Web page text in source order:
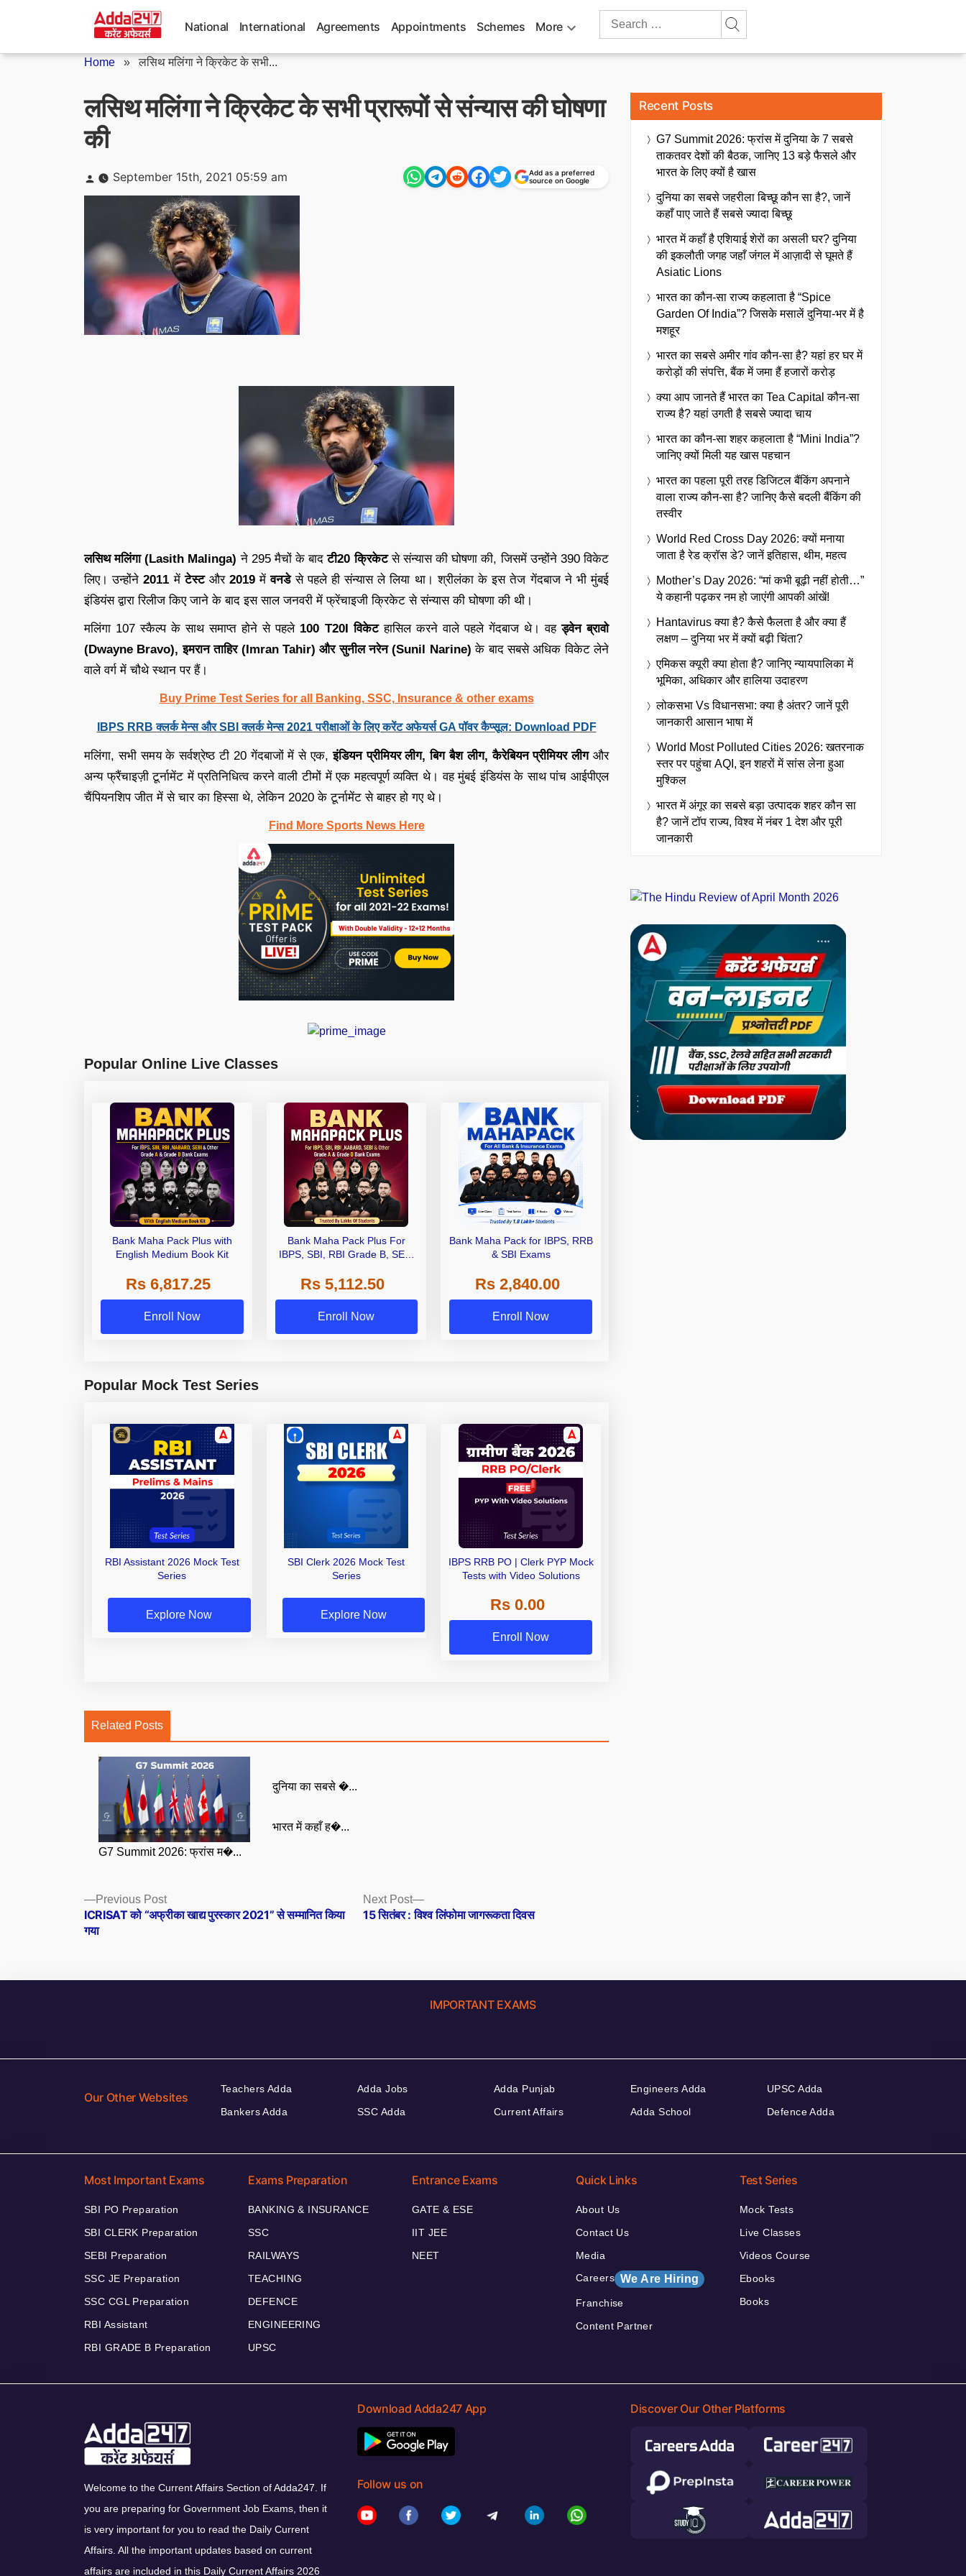
National International Agreements Appointments Schemes More
Search
Home »लसिथ मलिंगा ने क्रिकेट के सभी...
लसिथ मलिंगा ने क्रिकेट के सभी प्रारूपों से संन्यास की घोषणा
की
Posted
by
September 15th, 2021 05:59 am
Add as a preferred
source on Google
लसिथ मलिंगा (Lasith Malinga)ने 295 मैचों के बादटी20 क्रिकेटसे संन्यास की घोषणा की, जिसमें उन्होंने 390 विकेट
लिए। उन्होंने2011 मेंटेस्टऔर2019 मेंवनडेसे पहले ही संन्यास ले लिया था। श्रीलंका के इस तेज गेंदबाज ने भी मुंबई
इंडियंस द्वारा रिलीज किए जाने के बाद इस साल जनवरी में फ्रेंचाइजी क्रिकेट से संन्यास की घोषणा की थी।
मलिंगा 107 स्कैल्प के साथ समाप्त होने से पहले 100 T20I विकेटहासिल करने वाले पहले गेंदबाज थे। वहड्वेन ब्रावो
(Dwayne Bravo), इमरान ताहिर (Imran Tahir) और सुनील नरेन (Sunil Narine) के बाद सबसे अधिक विकेट लेने
वाले वर्ग में चौथे स्थान पर हैं।
Buy Prime Test Series for all Banking, SSC, Insurance & other exams
IBPS RRB क्लर्क मेन्स और SBI क्लर्क मेन्स 2021 परीक्षाओं के लिए करेंट अफेयर्स GA पॉवर कैप्सूल: Download PDF
मलिंगा, सभी समय के सर्वश्रेष्ठ टी 20 गेंदबाजों में से एक,इंडियन प्रीमियर लीग, बिग बैश लीग, कैरेबियन प्रीमियर लीगऔर
अन्य फ्रैंचाइज़ी टूर्नामेंट में प्रतिनिधित्व करने वाली टीमों में एक महत्वपूर्ण व्यक्ति थे। वह मुंबई इंडियंस के साथ पांच आईपीएल
चैंपियनशिप जीत में से चार का हिस्सा थे, लेकिन 2020 के टूर्नामेंट से बाहर हो गए थे।
Find More Sports News Here
Popular Online Live Classes
Bank Maha Pack Plus with
English Medium Book Kit
Rs 6,817.25
Enroll Now
Bank Maha Pack Plus For
IBPS, SBI, RBI Grade B, SEBI
Other Grade A & Grade B Bank
Exams
Rs 5,112.50
Enroll Now
Bank Maha Pack for IBPS, RRB
& SBI Exams
Rs 2,840.00
Enroll Now
Popular Mock Test Series
RBI Assistant 2026 Mock Test
Series
Explore Now
SBI Clerk 2026 Mock Test
Series
Explore Now
IBPS RRB PO | Clerk PYP Mock
Tests with Video Solutions
Rs 0.00
Enroll Now
Related Posts
G7 Summit 2026: फ्रांस म�...
दुनिया का सबसे �...
भारत में कहाँ ह�...
Posts
navigation
Previous PostPrevious
post:
ICRISAT को “अफ्रीका खाद्य पुरस्कार 2021” से सम्मानित किया
गया
Next Post
Next
post:
15 सितंबर : विश्व लिंफोमा जागरूकता दिवस
Recent Posts
G7 Summit 2026: फ्रांस में दुनिया के 7 सबसे
ताकतवर देशों की बैठक, जानिए 13 बड़े फैसले और
भारत के लिए क्यों है खास
दुनिया का सबसे जहरीला बिच्छू कौन सा है?, जानें
कहाँ पाए जाते हैं सबसे ज्यादा बिच्छू
भारत में कहाँ है एशियाई शेरों का असली घर? दुनिया
की इकलौती जगह जहाँ जंगल में आज़ादी से घूमते हैं
Asiatic Lions
भारत का कौन-सा राज्य कहलाता है “Spice
Garden Of India”? जिसके मसालें दुनिया-भर में है
मशहूर
भारत का सबसे अमीर गांव कौन-सा है? यहां हर घर में
करोड़ों की संपत्ति, बैंक में जमा हैं हजारों करोड़
क्या आप जानते हैं भारत का Tea Capital कौन-सा
राज्य है? यहां उगती है सबसे ज्यादा चाय
भारत का कौन-सा शहर कहलाता है “Mini India”?
जानिए क्यों मिली यह खास पहचान
भारत का पहला पूरी तरह डिजिटल बैंकिंग अपनाने
वाला राज्य कौन-सा है? जानिए कैसे बदली बैंकिंग की
तस्वीर
World Red Cross Day 2026: क्यों मनाया
जाता है रेड क्रॉस डे? जानें इतिहास, थीम, महत्व
Mother’s Day 2026: “मां कभी बूढ़ी नहीं होती…”
ये कहानी पढ़कर नम हो जाएंगी आपकी आंखें!
Hantavirus क्या है? कैसे फैलता है और क्या हैं
लक्षण – दुनिया भर में क्यों बढ़ी चिंता?
एमिकस क्यूरी क्या होता है? जानिए न्यायपालिका में
भूमिका, अधिकार और हालिया उदाहरण
लोकसभा Vs विधानसभा: क्या है अंतर? जानें पूरी
जानकारी आसान भाषा में
World Most Polluted Cities 2026: खतरनाक
स्तर पर पहुंचा AQI, इन शहरों में सांस लेना हुआ
मुश्किल
भारत में अंगूर का सबसे बड़ा उत्पादक शहर कौन सा
है? जानें टॉप राज्य, विश्व में नंबर 1 देश और पूरी
जानकारी
IMPORTANT EXAMS
Our Other Websites
Teachers Adda
Bankers Adda
Adda Jobs
SSC Adda
Adda Punjab
Current Affairs
Engineers Adda
Adda School
UPSC Adda
Defence Adda
Most Important Exams
SBI PO Preparation
SBI CLERK Preparation
SEBI Preparation
SSC JE Preparation
SSC CGL Preparation
RBI Assistant
RBI GRADE B Preparation
Exams Preparation
BANKING & INSURANCE
SSC
RAILWAYS
TEACHING
DEFENCE
ENGINEERING
UPSC
Entrance Exams
GATE & ESE
IIT JEE
NEET
Quick Links
About Us
Contact Us
Media
Careers We Are Hiring
Franchise
Content Partner
Test Series
Mock Tests
Live Classes
Videos Course
Ebooks
Books
Welcome to the Current Affairs Section of Adda247. If
you are preparing for Government Job Exams, then it
is very important for you to read the Daily Current
Affairs. All the important updates based on current
affairs are included in this Daily Current Affairs 2026
Download Adda247 App
Follow us on
Discover Our Other Platforms